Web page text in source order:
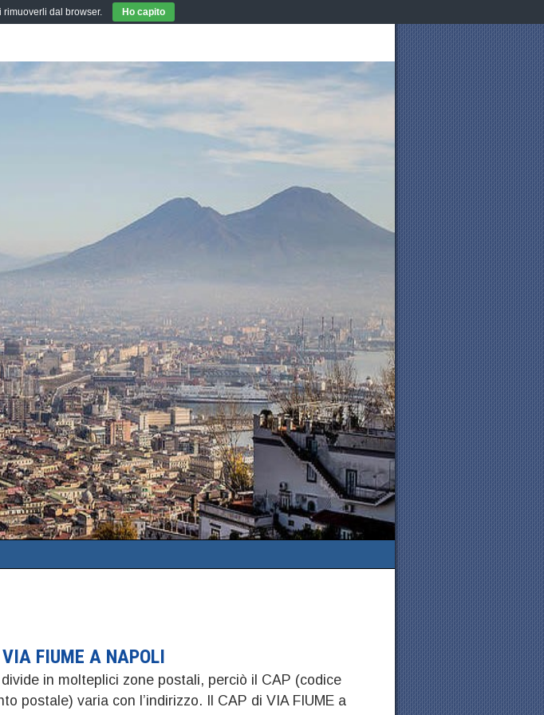
FIUME A NAPOLI
in molteplici zone postali, perciò il CAP (codice
postale) varia con l’indirizzo. Il CAP di VIA FIUME a
rimuoverli dal browser. Ho capito